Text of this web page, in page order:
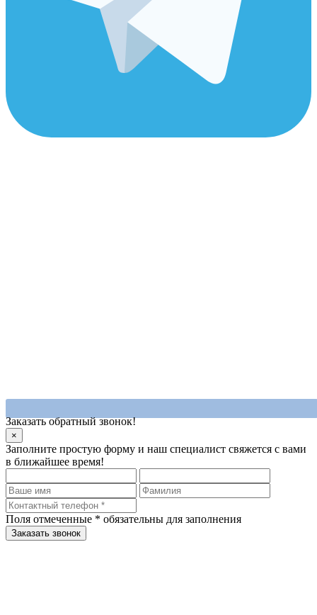
Заказать обратный звонок!
×
Заполните простую форму и наш специалист свяжется с вами
в ближайшее время!
Поля отмеченные * обязательны для заполнения